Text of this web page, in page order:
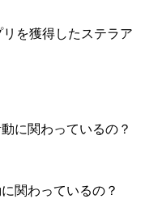
を獲得したステラア
関わっているの？